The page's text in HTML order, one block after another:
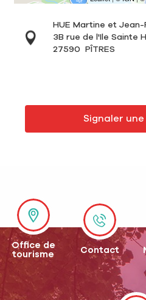
HUE Martine et Jean-
3B rue de l'Ile Sainte
27590
PÎTRES
Signaler
Office de
tourisme
Contact